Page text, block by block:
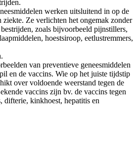
werken uitsluitend in op de
ziekte. Ze verlichten het ongemak zonder
zoals bijvoorbeeld pijnstillers,
hoestsiroop, eetlustremmers,
van preventieve geneesmiddelen
en de vaccins. Wie op het juiste tijdstip
over voldoende weerstand tegen de
vaccins zijn bv. de vaccins tegen
difterie, kinkhoest, hepatitis en